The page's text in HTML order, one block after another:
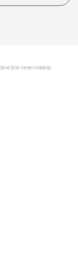
reservados.